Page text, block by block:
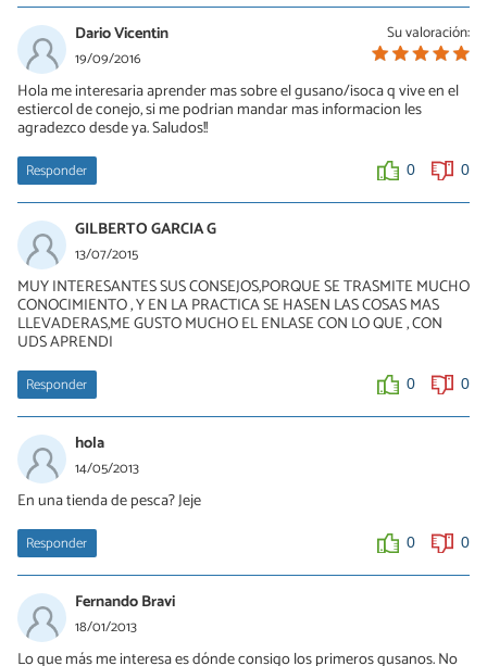
Su valoración:
Dario Vicentin
19/09/2016
Hola me interesaria aprender mas sobre el gusano/isoca q vive en el
estiercol de conejo, si me podrian mandar mas informacion les
agradezco desde ya. Saludos!!
Responder 0 0
GILBERTO GARCIA G
13/07/2015
MUY INTERESANTES SUS CONSEJOS,PORQUE SE TRASMITE MUCHO
CONOCIMIENTO , Y EN LA PRACTICA SE HASEN LAS COSAS MAS
LLEVADERAS,ME GUSTO MUCHO EL ENLASE CON LO QUE , CON
UDS APRENDI
Responder 0 0
hola
14/05/2013
En una tienda de pesca? Jeje
Responder 0 0
Fernando Bravi
18/01/2013
Lo que más me interesa es dónde consigo los primeros gusanos. No